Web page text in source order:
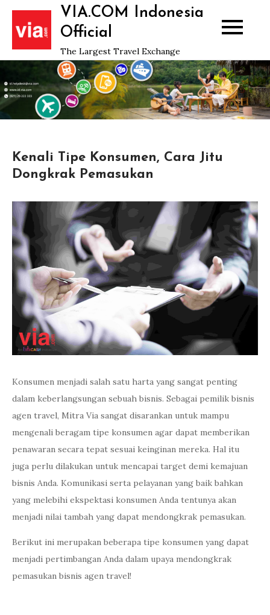
Skip
content
VIA.COM Indonesia
Official
The Largest Travel Exchange
Kenali Tipe Konsumen, Cara Jitu
Dongkrak Pemasukan
Konsumen menjadi salah satu harta yang sangat penting
dalam keberlangsungan sebuah bisnis. Sebagai pemilik bisnis
agen travel, Mitra Via sangat disarankan untuk mampu
mengenali beragam tipe konsumen agar dapat memberikan
penawaran secara tepat sesuai keinginan mereka. Hal itu
juga perlu dilakukan untuk mencapai target demi kemajuan
bisnis Anda. Komunikasi serta pelayanan yang baik bahkan
yang melebihi ekspektasi konsumen Anda tentunya akan
menjadi nilai tambah yang dapat mendongkrak pemasukan.
Berikut ini merupakan beberapa tipe konsumen yang dapat
menjadi pertimbangan Anda dalam upaya mendongkrak
pemasukan bisnis agen travel!